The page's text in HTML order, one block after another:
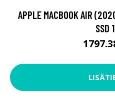
APPLE MACBOOK AIR
SSD